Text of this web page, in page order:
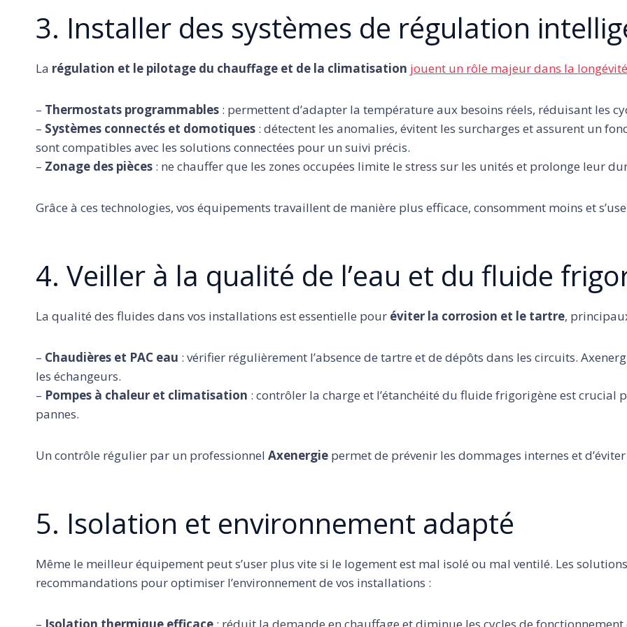
3. Installer des systèmes de régulation
La régulation et le pilotage du chauffage et de la climatisation jouent un rôle majeur dans la
– Thermostats programmables : permettent d’adapter la température aux besoins réels, réduisant les
– Systèmes connectés et domotiques : détectent les anomalies, évitent les surcharges et assurent un
sont compatibles avec les solutions connectées pour un suivi précis.
– Zonage des pièces : ne chauffer que les zones occupées limite le stress sur les unités et prolonge leur
Grâce à ces technologies, vos équipements travaillent de manière plus efficace, consomment moins et
4. Veiller à la qualité de l’eau et du fluide
La qualité des fluides dans vos installations est essentielle pour éviter la corrosion et le tartre,
– Chaudières et PAC eau : vérifier régulièrement l’absence de tartre et de dépôts dans les circuits.
les échangeurs.
– Pompes à chaleur et climatisation : contrôler la charge et l’étanchéité du fluide frigorigène est
pannes.
Un contrôle régulier par un professionnel Axenergie permet de prévenir les dommages internes et
5. Isolation et environnement adapté
Même le meilleur équipement peut s’user plus vite si le logement est mal isolé ou mal ventilé. Les
recommandations pour optimiser l’environnement de vos installations :